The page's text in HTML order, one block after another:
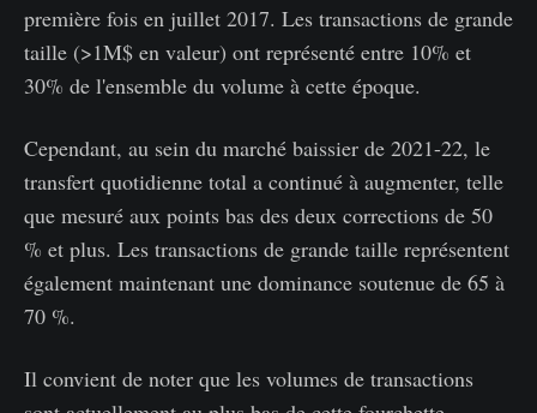
première fois en juillet 2017. Les transactions de grande
taille (>1M$ en valeur) ont représenté entre 10% et
30% de l'ensemble du volume à cette époque.
Cependant, au sein du marché baissier de 2021-22, le
transfert quotidienne total a continué à augmenter, telle
que mesuré aux points bas des deux corrections de 50
% et plus. Les transactions de grande taille représentent
également maintenant une dominance soutenue de 65 à
70 %.
Il convient de noter que les volumes de transactions